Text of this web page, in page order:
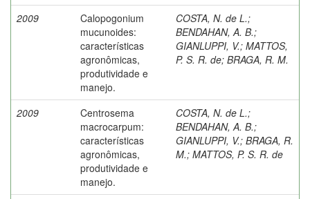
2009
Calopogonium
mucunoides:
características
agronômicas,
produtividade e
manejo.
COSTA, N. de L.;
BENDAHAN, A. B.;
GIANLUPPI, V.; MATTOS,
P. S. R. de; BRAGA, R. M.
2009
Centrosema
macrocarpum:
características
agronômicas,
produtividade e
manejo.
COSTA, N. de L.;
BENDAHAN, A. B.;
GIANLUPPI, V.; BRAGA, R.
M.; MATTOS, P. S. R. de